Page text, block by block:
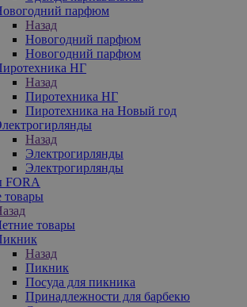
парфюм
Назад
Новогодний парфюм
Новогодний парфюм
НГ
Назад
Пиротехника НГ
Пиротехника на Новый год
Назад
Электрогирлянды
Электрогирлянды
FORA
товары
товары
Назад
Пикник
Посуда для пикника
Принадлежности для барбекю